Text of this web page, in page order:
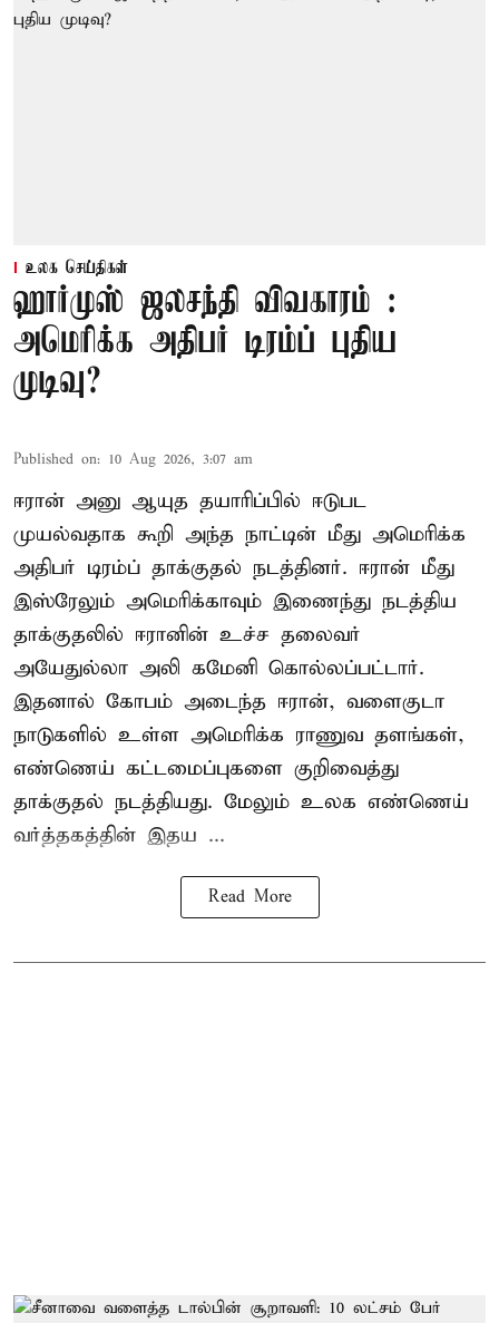
உலக செய்திகள்
ஹார்முஸ் ஜலசந்தி விவகாரம் :
அமெரிக்க அதிபர் டிரம்ப் புதிய
முடிவு?
Published on: 10 Aug 2026, 3:07 am
ஈரான் அனு ஆயுத தயாரிப்பில் ஈடுபட
முயல்வதாக கூறி அந்த நாட்டின் மீது அமெரிக்க
அதிபர் டிரம்ப் தாக்குதல் நடத்தினர். ஈரான் மீது
இஸ்ரேலும் அமெரிக்காவும் இணைந்து நடத்திய
தாக்குதலில் ஈரானின் உச்ச தலைவர்
அயேதுல்லா அலி கமேனி கொல்லப்பட்டார்.
இதனால் கோபம் அடைந்த ஈரான், வளைகுடா
நாடுகளில் உள்ள அமெரிக்க ராணுவ தளங்கள்,
எண்ணெய் கட்டமைப்புகளை குறிவைத்து
தாக்குதல் நடத்தியது. மேலும் உலக எண்ணெய்
வர்த்தகத்தின் இதய ...
Read More